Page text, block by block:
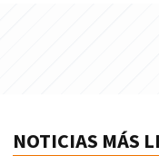
NOTICIAS MÁS